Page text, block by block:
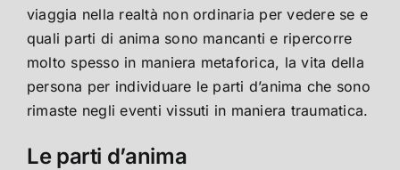
viaggia nella realtà non ordinaria per vedere se e
quali parti di anima sono mancanti e ripercorre
molto spesso in maniera metaforica, la vita della
persona per individuare le parti d’anima che sono
rimaste negli eventi vissuti in maniera traumatica.
Le parti d’anima